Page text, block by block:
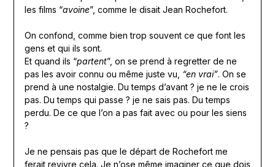
les films “avoine”, comme le disait Jean Rochefort.
On confond, comme bien trop souvent ce que font les
gens et qui ils sont.
Et quand ils “partent”, on se prend à regretter de ne
pas les avoir connu ou même juste vu, “en vrai”. On se
prend à une nostalgie. Du temps d’avant ? je ne le crois
pas. Du temps qui passe ? je ne sais pas. Du temps
perdu. De ce que l’on a pas fait avec ou pour les siens
?
Je ne pensais pas que le départ de Rochefort me
ferait revivre cela. Je n’ose même imaginer ce que dois